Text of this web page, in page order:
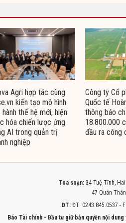
Agri hợp tác cùng
kiến tạo mô hình
hành thế hệ mới, hiện
hóa chiến lược ứng
AI trong quản trị
nghiệp
Công ty Cổ
Quốc tế
thông báo
18.800.000
đầu ra công
Tòa soạn: 34 Tuệ Tĩnh,
47 Quán
ĐT: ĐT: 0243.845.0537 -
Báo Tài chính - Đầu tư giữ bản quyền nội